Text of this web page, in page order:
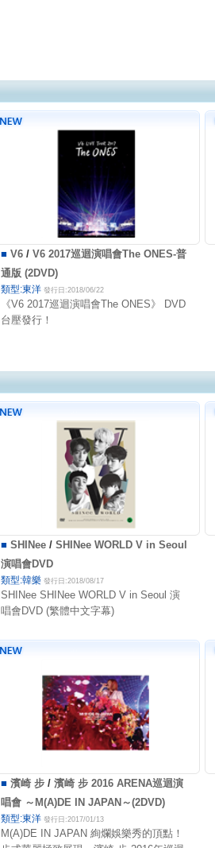
■ V6/ V6 2017巡迴演唱會The ONES-普
通版 (2DVD)
類型:東洋 發行日:2018/06/22
《V6 2017巡迴演唱會The ONES》 DVD
台壓發行！
■ SHINee/ SHINee WORLD V in Seoul
演唱會DVD
類型:韓樂 發行日:2018/08/17
SHINee SHINee WORLD V in Seoul 演
唱會DVD (繁體中文字幕)
■ 濱崎 步/ 濱崎 步 2016 ARENA巡迴演
唱會 ～M(A)DE IN JAPAN～(2DVD)
類型:東洋 發行日:2017/01/13
M(A)DE IN JAPAN 絢爛娛樂秀的頂點！